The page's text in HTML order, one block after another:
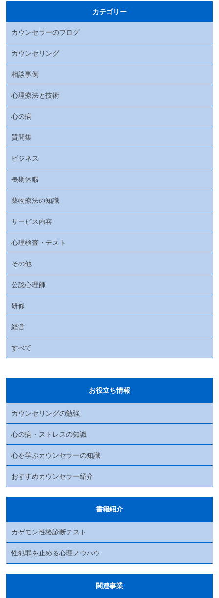
カテゴリー
カウンセラーのブログ
カウンセリング
相談事例
心理療法と技術
心の病
質問集
ビジネス
長期休暇
薬物療法の知識
サービス内容
心理検査・テスト
その他
公認心理師
研修
経営
すべて
お役立ち情報
カウンセリングの勉強
心の病・ストレスの知識
心を学ぶカウンセラーの知識
おすすめカウンセラー紹介
書籍紹介
カゲモン性格診断テスト
性犯罪を止める心理ノウハウ
関連事業